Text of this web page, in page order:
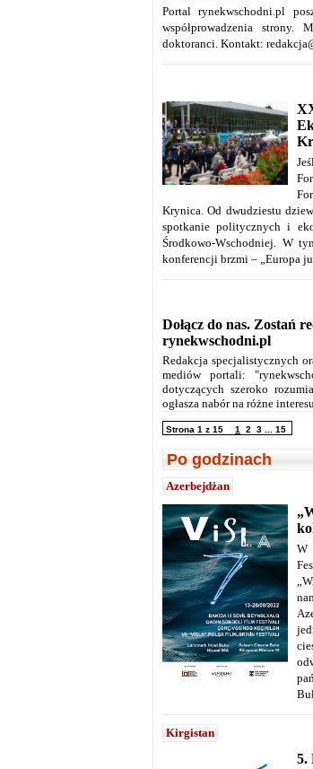
Portal rynekwschodni.pl
współprowadzenia
doktoranci. Kontakt:
Krynica. Od dwudziestu
spotkanie politycznych i
Środkowo-Wschodniej. W
konferencji brzmi – „Europa
Dołącz do nas. Zostań
rynekwschodni.pl
Redakcja specjalistycznych
mediów portali:
dotyczących szeroko
ogłasza nabór na różne
Strona 1 z 15 1 2 3 15
Po godzinach
Azerbejdżan
W
Kirgistan
5.